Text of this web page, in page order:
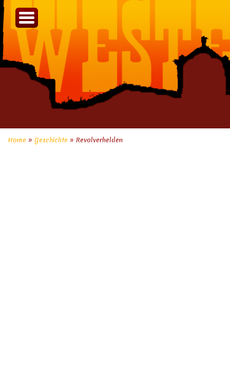
Home » Geschichte » Revolverhelden